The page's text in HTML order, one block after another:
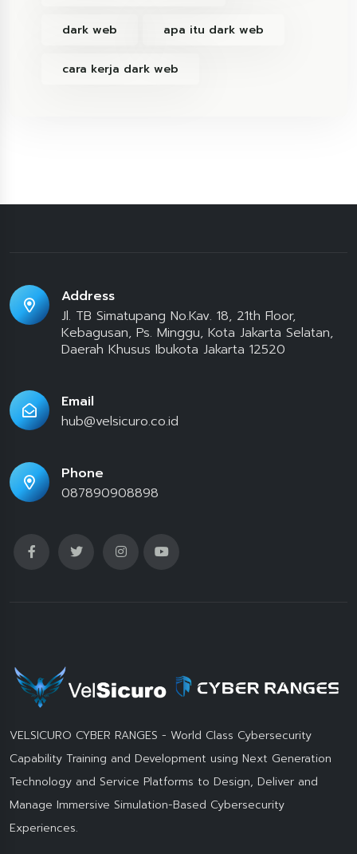
dark web apa itu dark web
cara kerja dark web
Address
Jl. TB Simatupang No.Kav. 18, 21th Floor,
Kebagusan, Ps. Minggu, Kota Jakarta Selatan,
Daerah Khusus Ibukota Jakarta 12520
Email
hub@velsicuro.co.id
Phone
087890908898
VELSICURO CYBER RANGES - World Class Cybersecurity
Capability Training and Development using Next Generation
Technology and Service Platforms to Design, Deliver and
Manage Immersive Simulation-Based Cybersecurity
Experiences.